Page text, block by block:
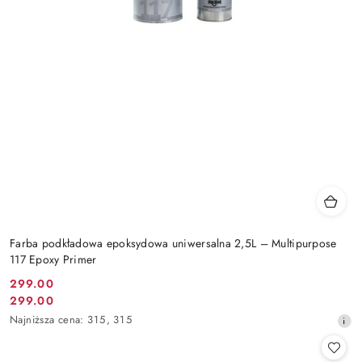
Farba podkładowa epoksydowa uniwersalna 2,5L – Multipurpose
117 Epoxy Primer
Cena
promocyjna:
299.00
Cena
promocyjna:
299.00
Najniższa
Najniższa cena: 315, 315